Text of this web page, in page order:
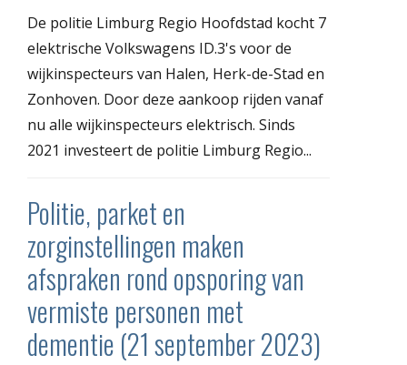
De politie Limburg Regio Hoofdstad kocht 7
elektrische Volkswagens ID.3's voor de
wijkinspecteurs van Halen, Herk-de-Stad en
Zonhoven. Door deze aankoop rijden vanaf
nu alle wijkinspecteurs elektrisch. Sinds
2021 investeert de politie Limburg Regio...
Politie, parket en
zorginstellingen maken
afspraken rond opsporing van
vermiste personen met
dementie (21 september 2023)